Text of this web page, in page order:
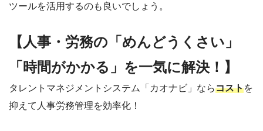
ツールを活用するのも良いでしょう。
【人事・労務の「めんどうくさい」
「時間がかかる」を一気に解決！】
タレントマネジメントシステム「カオナビ」ならコストを
抑えて人事労務管理を効率化！